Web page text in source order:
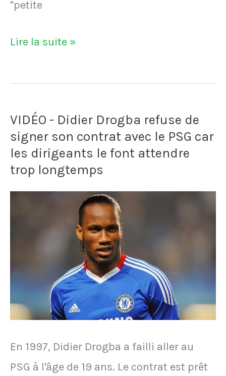
"petite
VIDÉO
Un
gaffe
en
remerciant
amie"
en
direct
à
la
Lire la suite »
VIDÉO - Didier Drogba refuse de
signer son contrat avec le PSG car
les dirigeants le font attendre
trop longtemps
En 1997, Didier Drogba a failli aller au
PSG à l'âge de 19 ans. Le contrat est prêt